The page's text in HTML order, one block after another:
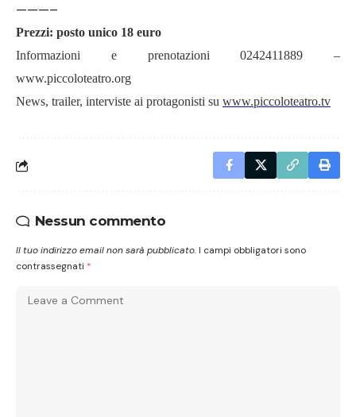
———–
Prezzi: posto unico 18 euro
Informazioni e prenotazioni 0242411889 –
www.piccoloteatro.org
News, trailer, interviste ai protagonisti su www.piccoloteatro.tv
Nessun commento
Il tuo indirizzo email non sarà pubblicato. I campi obbligatori sono
contrassegnati *